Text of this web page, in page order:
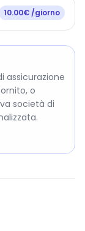
10.00€ /giorno
assicurazione
o
società di